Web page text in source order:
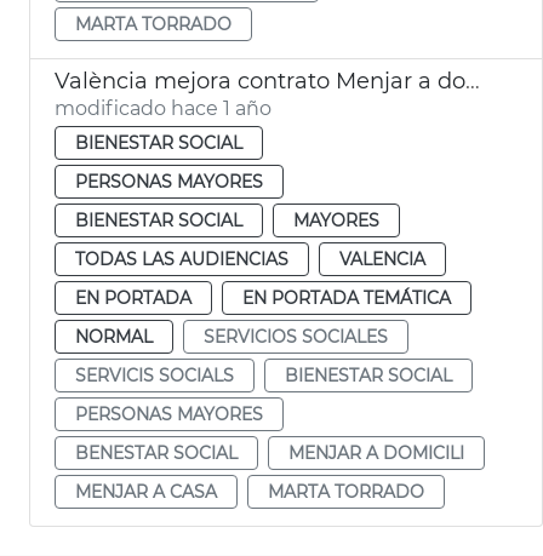
MARTA TORRADO
València mejora contrato Menjar a domicili personas mayores
modificado hace 1 año
BIENESTAR SOCIAL
PERSONAS MAYORES
BIENESTAR SOCIAL
MAYORES
TODAS LAS AUDIENCIAS
VALENCIA
EN PORTADA
EN PORTADA TEMÁTICA
NORMAL
SERVICIOS SOCIALES
SERVICIS SOCIALS
BIENESTAR SOCIAL
PERSONAS MAYORES
BENESTAR SOCIAL
MENJAR A DOMICILI
MENJAR A CASA
MARTA TORRADO